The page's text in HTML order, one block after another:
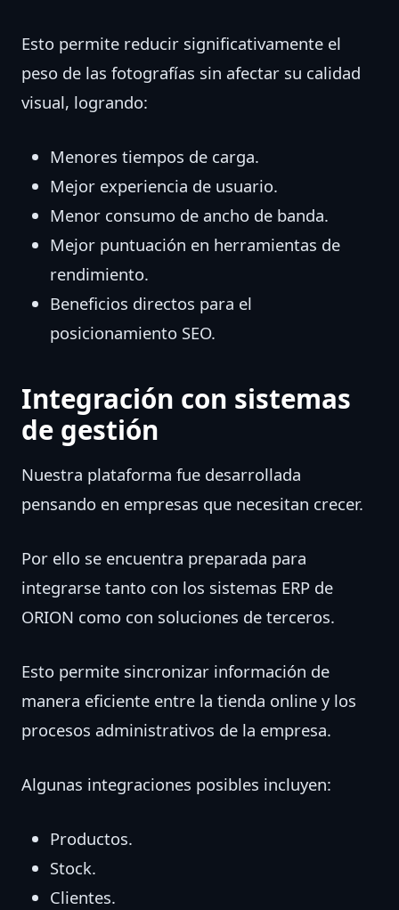
Esto permite reducir significativamente el
peso de las fotografías sin afectar su calidad
visual, logrando:
Menores tiempos de carga.
Mejor experiencia de usuario.
Menor consumo de ancho de banda.
Mejor puntuación en herramientas de
rendimiento.
Beneficios directos para el
posicionamiento SEO.
Integración con sistemas
de gestión
Nuestra plataforma fue desarrollada
pensando en empresas que necesitan crecer.
Por ello se encuentra preparada para
integrarse tanto con los sistemas ERP de
ORION como con soluciones de terceros.
Esto permite sincronizar información de
manera eficiente entre la tienda online y los
procesos administrativos de la empresa.
Algunas integraciones posibles incluyen:
Productos.
Stock.
Clientes.